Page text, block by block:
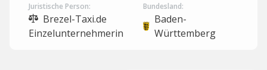
Juristische Person:
Brezel-Taxi.de
Einzelunternehmerin
Bundesland:
Baden-
Württemberg